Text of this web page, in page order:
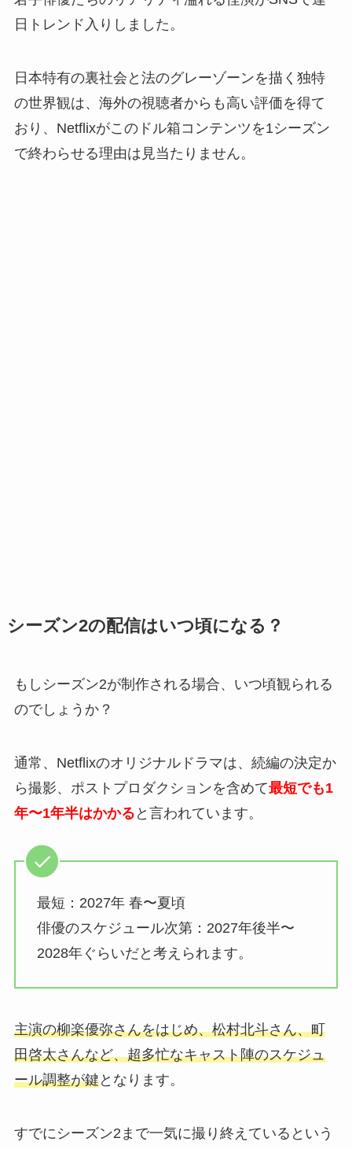
日トレンド入りしました。
日本特有の裏社会と法のグレーゾーンを描く独特
の世界観は、海外の視聴者からも高い評価を得て
おり、 Netflixがこのドル箱コンテンツを1シーズン
で終わらせる理由は見当たりません。
シーズン2の配信はいつ頃になる？
もしシーズン2が制作される場合、いつ頃観られる
のでしょうか？
通常、Netflixのオリジナルドラマは、続編の決定か
ら撮影、ポストプロダクションを含めて最短でも1
年〜1年半はかかる と言われています。
最短：2027年 春〜夏頃
俳優のスケジュール次第：2027年後半〜
2028年ぐらいだと考えられます。
主演の柳楽優弥さんをはじめ、松村北斗さん、町
田啓太さんなど、超多忙なキャスト陣のスケジュ
ール調整が鍵となります。
すでにシーズン2まで一気に撮り終えているという